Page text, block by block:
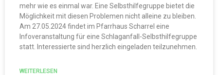
mehr wie es einmal war. Eine Selbsthilfegruppe bietet die
Möglichkeit mit diesen Problemen nicht alleine zu bleiben.
Am 27.05.2024 findet im Pfarrhaus Scharrel eine
Infoveranstaltung für eine Schlaganfall-Selbsthilfegruppe
statt. Interessierte sind herzlich eingeladen teilzunehmen.
WEITERLESEN